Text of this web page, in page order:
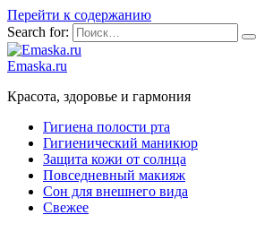
Перейти к содержанию
Search for:
Emaska.ru
Красота, здоровье и гармония
Гигиена полости рта
Гигиенический маникюр
Защита кожи от солнца
Повседневный макияж
Сон для внешнего вида
Свежее